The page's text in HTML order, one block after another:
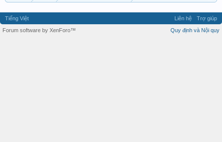
Tiếng Việt Liên hệ
Trợ giúp
Quy định và Nội quy
Forum software by XenForo™